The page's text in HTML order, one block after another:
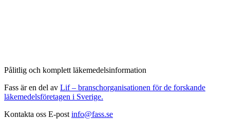
Pålitlig och komplett läkemedelsinformation
Fass är en del av Lif – branschorganisationen för de forskande
läkemedelsföretagen i Sverige.
Kontakta oss E-post info@fass.se